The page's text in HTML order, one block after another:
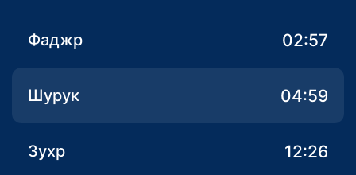
Фаджр 02:57
Шурук 04:59
Зухр 12:26